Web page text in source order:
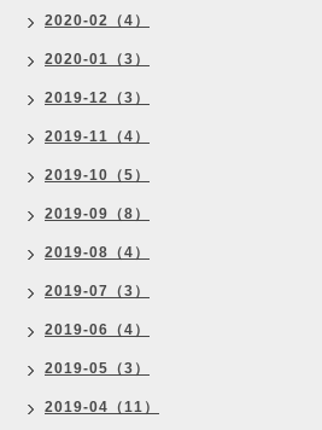
2020-02（4）
2020-01（3）
2019-12（3）
2019-11（4）
2019-10（5）
2019-09（8）
2019-08（4）
2019-07（3）
2019-06（4）
2019-05（3）
2019-04（11）